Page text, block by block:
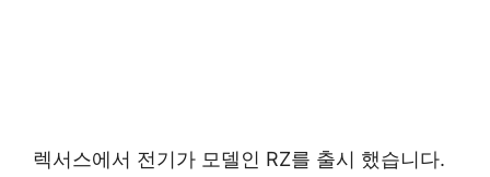
렉서스에서 전기가 모델인 RZ를 출시 했습니다.